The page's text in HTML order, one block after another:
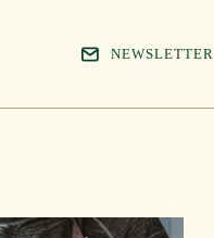
NEWSLETTER